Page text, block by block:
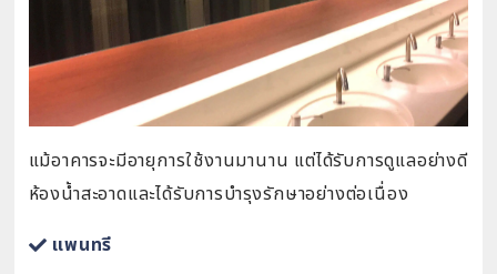
แม้อาคารจะมีอายุการใช้งานมานาน แต่ได้รับการดูแลอย่างดี
ห้องน้ำสะอาดและได้รับการบำรุงรักษาอย่างต่อเนื่อง
แพนทรี